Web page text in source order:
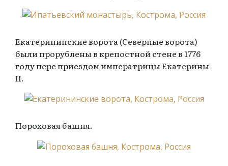
Екатерининские ворота (Северные ворота)
были прорублены в крепостной стене в 1776
году пере приездом императрицы Екатерины
II.
Пороховая башня.